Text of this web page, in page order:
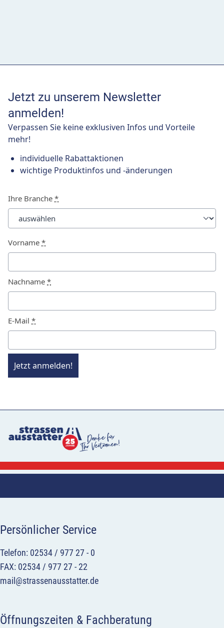
Jetzt zu unserem Newsletter
anmelden!
Verpassen Sie keine exklusiven Infos und Vorteile
mehr!
individuelle Rabattaktionen
wichtige Produktinfos und -änderungen
Ihre Branche *
Vorname *
Nachname *
E-Mail *
Jetzt anmelden!
Persönlicher Service
Telefon: 02534 / 977 27 - 0
FAX: 02534 / 977 27 - 22
mail@strassenausstatter.de
Öffnungszeiten & Fachberatung